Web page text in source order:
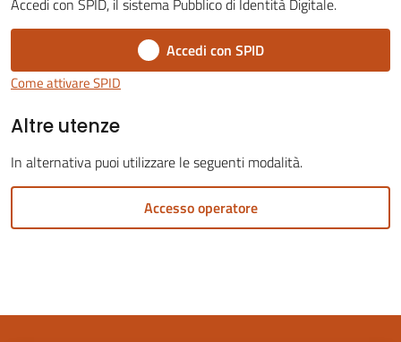
on-
Tutti
Accedi con SPID, il sistema Pubblico di Identità Digitale.
Accedi con SPID
Come attivare SPID
Altre utenze
In alternativa puoi utilizzare le seguenti modalità.
Accesso operatore